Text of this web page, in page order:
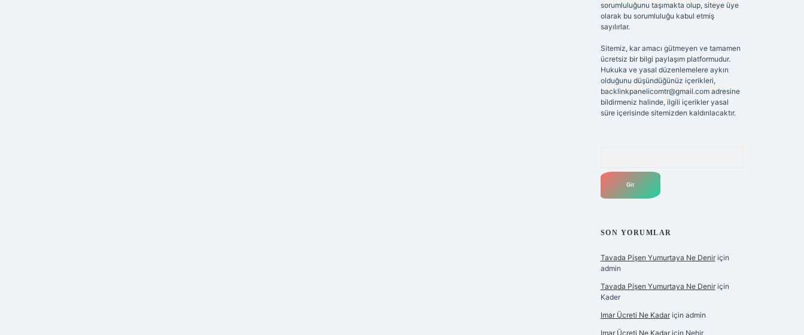
sorumluluğunu taşımakta olup, siteye üye
olarak bu sorumluluğu kabul etmiş
sayılırlar.
Sitemiz, kar amacı gütmeyen ve tamamen
ücretsiz bir bilgi paylaşım platformudur.
Hukuka ve yasal düzenlemelere aykırı
olduğunu düşündüğünüz içerikleri,
backlinkpanelicomtr@gmail.comadresine
bildirmeniz halinde, ilgili içerikler yasal
süre içerisinde sitemizden kaldırılacaktır.
SON YORUMLAR
Tavada Pişen Yumurtaya Ne Deniriçin
admin
Tavada Pişen Yumurtaya Ne Deniriçin
Kader
Imar Ücreti Ne Kadariçin admin
Imar Ücreti Ne Kadariçin Nehir